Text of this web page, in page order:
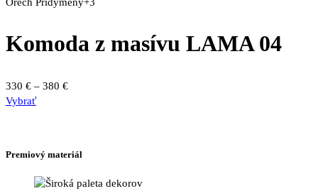
Komoda z masívu LAMA 04
330 € – 380 €Price
VybraťTento
variantov.
Možnosti
si
Premiový materiál